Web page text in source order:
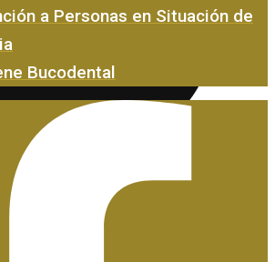
de Profesionalidad
a Personas en Situación de
Bucodental